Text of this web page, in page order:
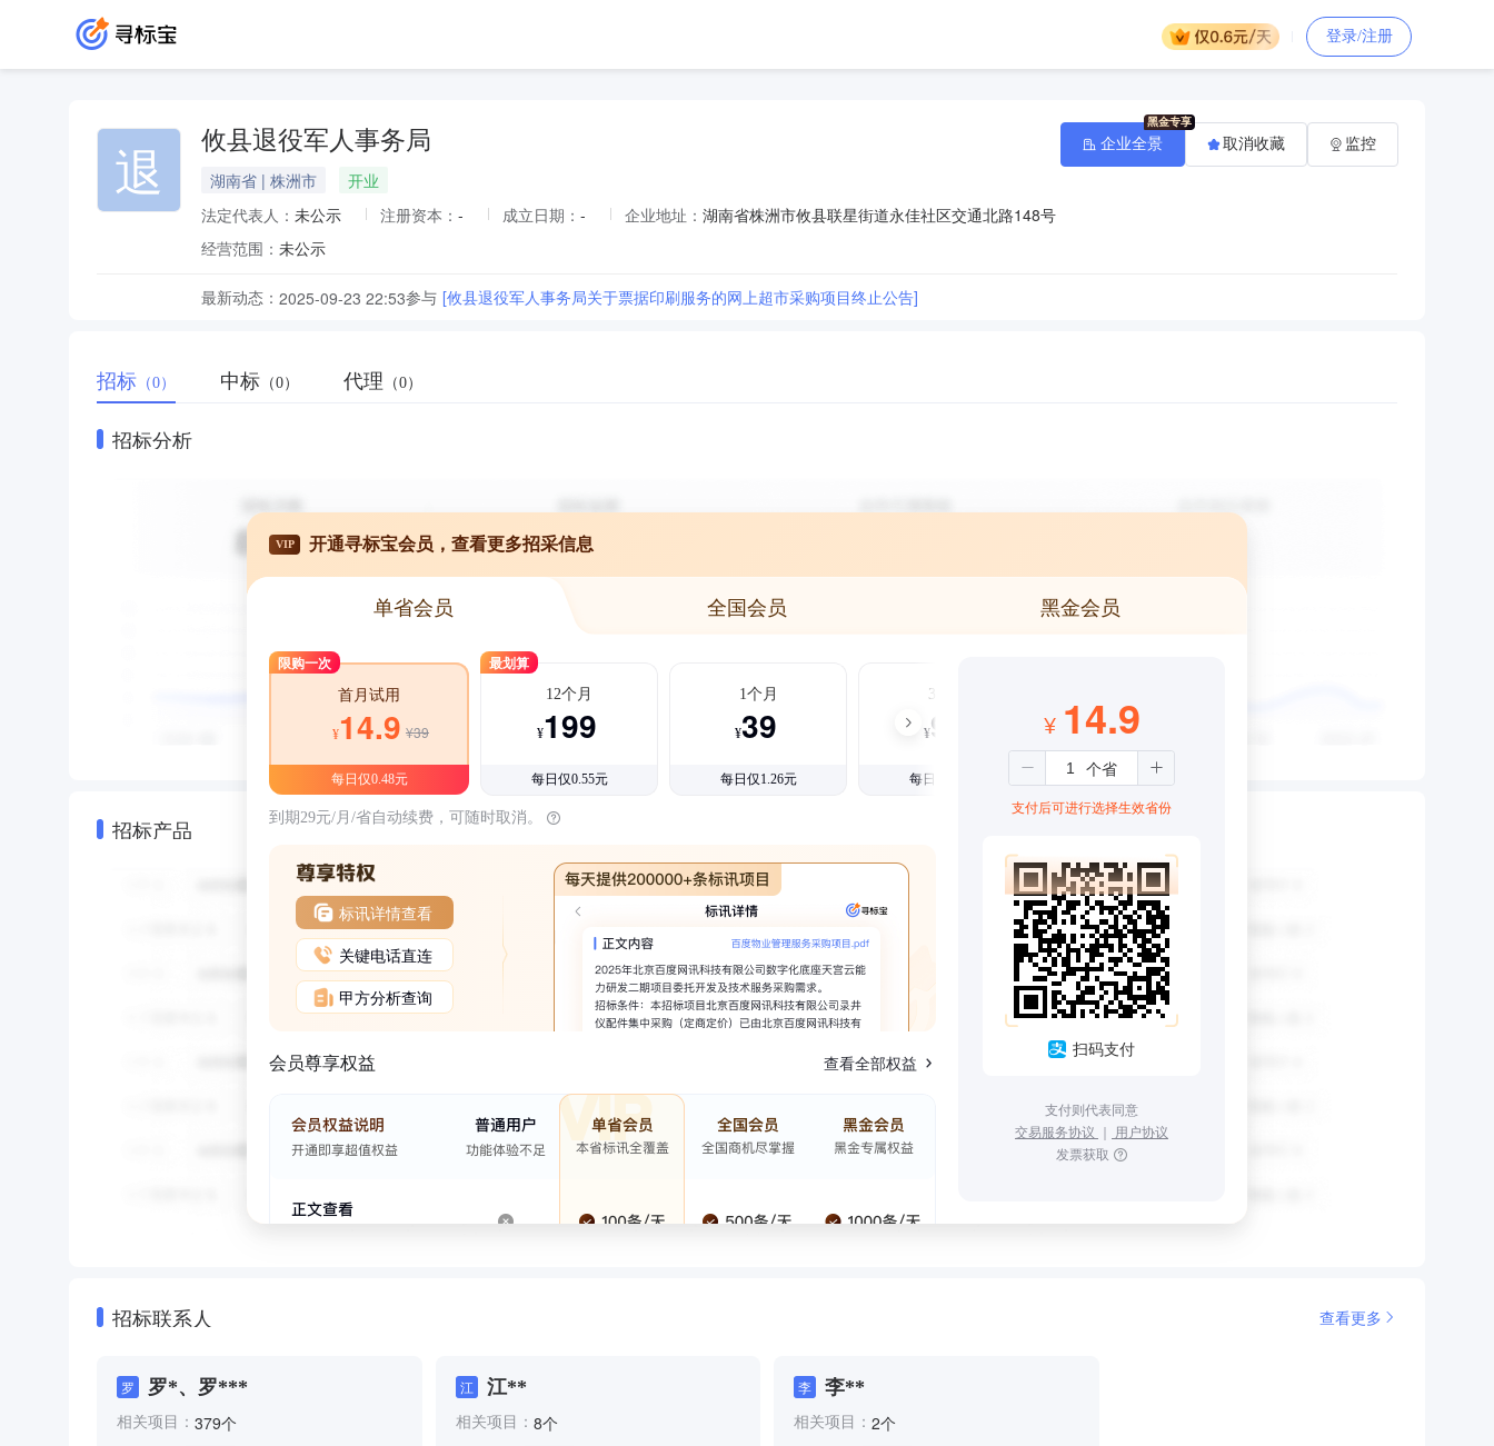
登录/注册
退 攸县退役军人事务局
湖南省 | 株洲市
开业
法定代表人： 未公示 注册资本： - 成立日期： - 企业地址： 湖南省株洲市攸县联星街道永佳社区交通北路148号
经营范围： 未公示
最新动态： 2025-09-23 22:53参与 [攸县退役军人事务局关于票据印刷服务的网上超市采购项目终止公告]
企业全景 取消收藏 监控
招标 （0） 中标 （0） 代理 （0）
招标分析
招标产品
VIP 开通寻标宝会员，查看更多招采信息
单省会员 全国会员 黑金会员
限购一次
首月试用
¥14.9 ¥39
每日仅0.48元
最划算
12个月
¥199
每日仅0.55元
1个月
¥39
每日仅1.26元
3个月
¥99
每日仅1.08元
到期29元/月/省自动续费，可随时取消。
标讯详情查看
关键电话直连
甲方分析查询
会员尊享权益 查看全部权益
¥ 14.9
支付后可进行选择生效省份
扫码支付
支付则代表同意
交易服务协议 ｜ 用户协议
发票获取
招标联系人 查看更多
罗 罗*、罗***
相关项目： 379个
江 江**
相关项目： 8个
李 李**
相关项目： 2个